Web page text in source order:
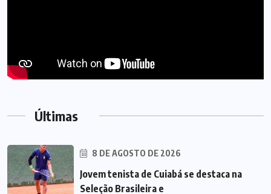
Últimas
8 DE AGOSTO DE 2026
Jovem tenista de Cuiabá se destaca na
Seleção Brasileira e